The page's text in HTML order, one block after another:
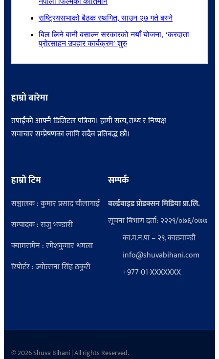
राष्ट्रियसभाको बैठक स्थगित, साउन २७ गते बस्ने
बिल लिने बानी बसाल्न सरकारको नयाँ योजना, ‘करदाता
प्रोत्साहन उपहार कार्यक्रम’ शुरु
हाम्रो बारेमा
तपाईंको आफ्नै डिजिटल पत्रिका। हामी सत्य, तथ्य र निष्पक्ष
समाचार सम्प्रेषणका लागि सदैव प्रतिबद्ध छौं।
हाम्रो टिम
सञ्चालक : कुमार प्रसाद चौंलागाईं
सम्पादक : राजु भण्डारी
क्यामरामेन : रमेशकुमार धमला
रिपोर्टर : ज्योत्सना सिंह ठकुरी
सम्पर्क
वर्ल्डवाइड प्रोडक्सन मिडिया प्रा.लि.
सूचना बिभाग दर्ता: २२२९/०७६/०७७
का.म.न.पा – २९, काठमाण्डौ
info@shuvabihani.com
+977-01-XXXXXXX
© 2026 Shuva Bihani | All rights Reserved.